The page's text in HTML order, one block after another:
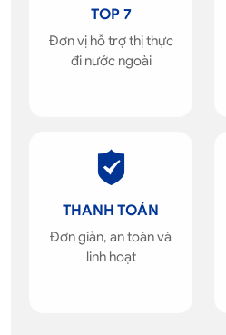
TOP 7
Đơn vị hỗ trợ thị thực
đi nước ngoài
THANH TOÁN
Đơn giản, an toàn và
linh hoạt